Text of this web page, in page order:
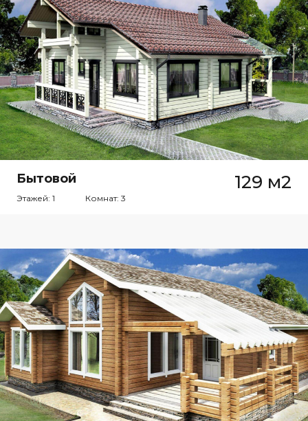
Бытовой 129 м2
Этажей: 1 Комнат: 3